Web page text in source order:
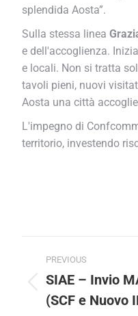
splendida Aosta”.
Sulla stessa linea
e dell'accoglienza.
e locali. Non si tratta
tavoli pieni, nuovi
Aosta una città
L'impegno di
territorio, investendo
Post
navigation
PREVIOUS
post:
SIAE – Invio
(SCF e Nuovo